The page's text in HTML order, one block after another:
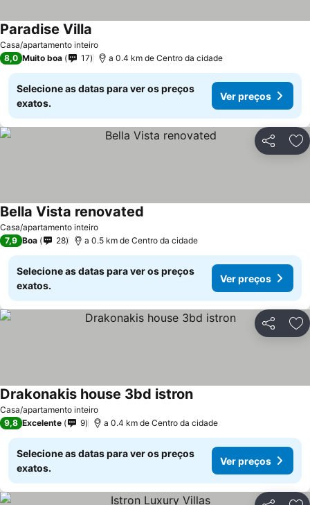
Casa/apartamento inteiro
Paradise Villa
8,0 Muito boa 17 a 0.4 km de Centro da cidade
Selecione as datas para ver os preços
exatos.
Ver preços
Partilhar
Casa/apartamento inteiro
Bella Vista renovated
7,9 Boa 28 a 0.5 km de Centro da cidade
Selecione as datas para ver os preços
exatos.
Ver preços
Partilhar
Casa/apartamento inteiro
Drakonakis house 3bd istron
9,8 Excelente 9 a 0.4 km de Centro da cidade
Selecione as datas para ver os preços
exatos.
Ver preços